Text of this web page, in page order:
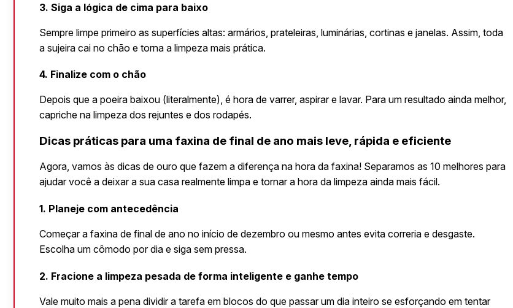
3. Siga a lógica de cima para baixo
Sempre limpe primeiro as superfícies altas: armários, prateleiras, luminárias, cortinas e janelas. Assim, toda
a sujeira cai no chão e torna a limpeza mais prática.
4. Finalize com o chão
Depois que a poeira baixou (literalmente), é hora de varrer, aspirar e lavar. Para um resultado ainda melhor,
capriche na limpeza dos rejuntes e dos rodapés.
Dicas práticas para uma faxina de final de ano mais leve, rápida e eficiente
Agora, vamos às dicas de ouro que fazem a diferença na hora da faxina! Separamos as 10 melhores para
ajudar você a deixar a sua casa realmente limpa e tornar a hora da limpeza ainda mais fácil.
1. Planeje com antecedência
Começar a faxina de final de ano no início de dezembro ou mesmo antes evita correria e desgaste.
Escolha um cômodo por dia e siga sem pressa.
2. Fracione a limpeza pesada de forma inteligente e ganhe tempo
Vale muito mais a pena dividir a tarefa em blocos do que passar um dia inteiro se esforçando em tentar